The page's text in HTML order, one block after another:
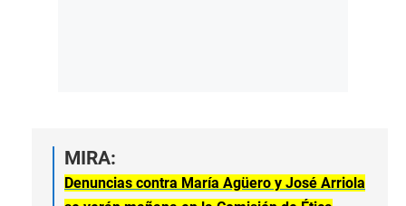
MIRA:
Denuncias contra María Agüero y José Arriola